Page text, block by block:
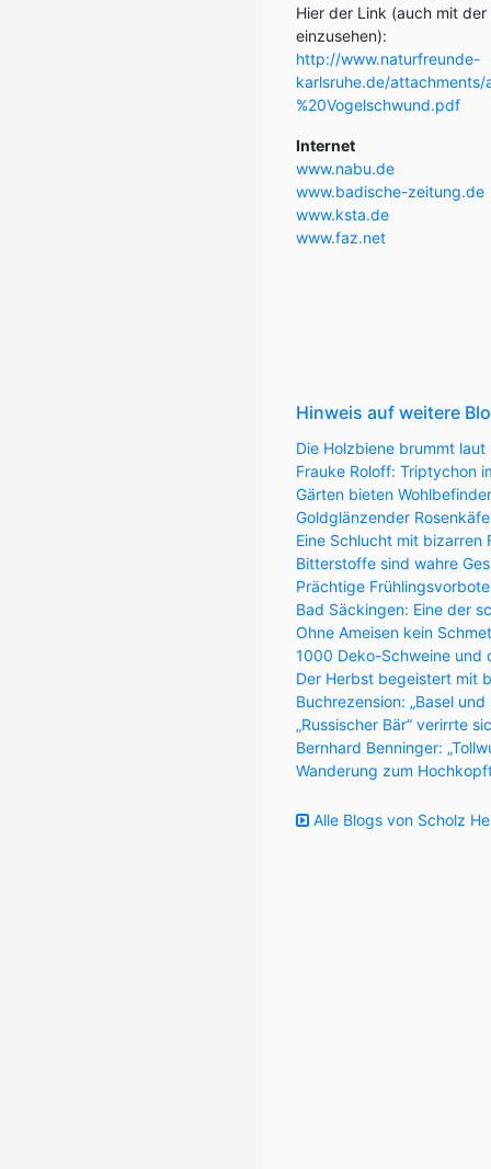
Hier der Link (auch mit
einzusehen):
http://www.naturfreunde-
karlsruhe.de/attachments/
%20Vogelschwund.pdf
Internet
www.nabu.de
www.badische-zeitung.de
www.ksta.de
www.faz.net
Hinweis auf weitere
Die Holzbiene brummt
Frauke Roloff: Triptychon
Gärten bieten
Goldglänzender
Eine Schlucht mit bizarren
Bitterstoffe sind wahre
Prächtige
Bad Säckingen: Eine der
Ohne Ameisen kein
1000 Deko-Schweine und
Der Herbst begeistert mit
Buchrezension: „Basel und
„Russischer Bär“ verirrte
Bernhard Benninger:
Wanderung zum
Alle Blogs von Scholz